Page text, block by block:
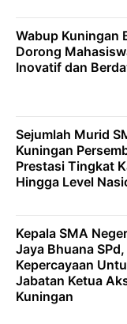
Wabup Kuningan
Dorong
Inovatif dan
Sejumlah Murid
Kuningan
Prestasi Tingkat
Hingga Level
Kepala SMA
Jaya Bhuana
Kepercayaan
Jabatan Ketua
Kuningan